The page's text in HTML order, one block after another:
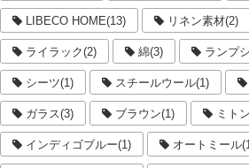
LIBECO HOME(13) リネン素材(2)
ライラック(2) 綿(3) ランプ
シーツ(1) スチールウール(1)
ガラス(3) ブラウン(1) ミト
インディゴブルー(1) オートミール